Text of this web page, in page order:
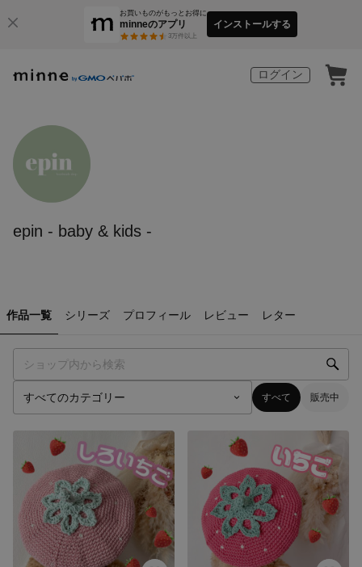
お買いものがもっとお得に
minneのアプリ
3万件以上
インストールする
ログイン
epin - baby & kids -
作品一覧 シリーズ プロフィール レビュー レター
すべて 販売中